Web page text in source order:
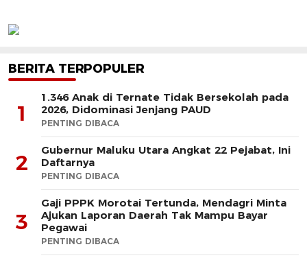
BERITA TERPOPULER
1
1.346 Anak di Ternate Tidak Bersekolah pada
2026, Didominasi Jenjang PAUD
PENTING DIBACA
2
Gubernur Maluku Utara Angkat 22 Pejabat, Ini
Daftarnya
PENTING DIBACA
3
Gaji PPPK Morotai Tertunda, Mendagri Minta
Ajukan Laporan Daerah Tak Mampu Bayar
Pegawai
PENTING DIBACA